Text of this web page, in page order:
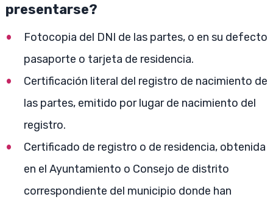
presentarse?
Fotocopia del DNI de las partes, o en su defecto
pasaporte o tarjeta de residencia.
Certificación literal del registro de nacimiento de
las partes, emitido por lugar de nacimiento del
registro.
Certificado de registro o de residencia, obtenida
en el Ayuntamiento o Consejo de distrito
correspondiente del municipio donde han